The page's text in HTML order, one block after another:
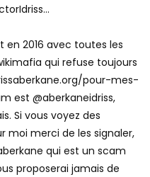
en 2016 avec toutes les
qui refuse toujours
pour-mes-
est @aberkaneidriss,
Si vous voyez des
moi merci de les signaler,
qui est un scam
proposerai jamais de